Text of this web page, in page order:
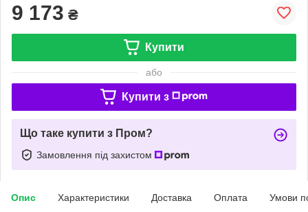
9 173 ₴
Купити
або
Купити з
Що таке купити з Пром?
Замовлення під захистом
Опис Характеристики Доставка Оплата Умови